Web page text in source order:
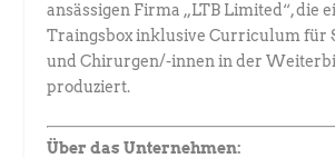
ansässigen Firma „LTB Limited“, die
Traingsbox inklusive Curriculum für
und Chirurgen/-innen in der
produziert.
Über das Unternehmen: